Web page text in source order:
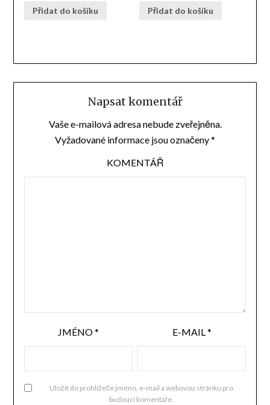
Přidat do košíku Přidat do košíku
Napsat komentář
Vaše e-mailová adresa nebude zveřejněna.
Vyžadované informace jsou označeny*
KOMENTÁŘ
JMÉNO* E-MAIL *
Uložit do prohlížeče jméno, e-mail a webovou stránku pro
budoucí komentáře.